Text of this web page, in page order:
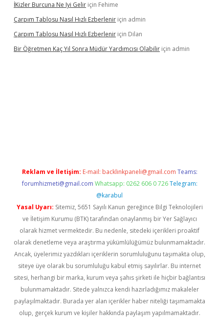
İKizler Burcuna Ne Iyi Gelir için Fehime
Çarpım Tablosu Nasıl Hızlı Ezberlenir için admin
Çarpım Tablosu Nasıl Hızlı Ezberlenir için Dilan
Bir Öğretmen Kaç Yıl Sonra Müdür Yardımcısı Olabilir için admin
Reklam ve İletişim: E-mail: backlinkpaneli@gmail.com Teams:
forumhizmeti@gmail.com Whatsapp: 0262 606 0 726 Telegram:
@karabul
Yasal Uyarı: Sitemiz, 5651 Sayılı Kanun gereğince Bilgi Teknolojileri
ve İletişim Kurumu (BTK) tarafından onaylanmış bir Yer Sağlayıcı
olarak hizmet vermektedir. Bu nedenle, sitedeki içerikleri proaktif
olarak denetleme veya araştırma yükümlülüğümüz bulunmamaktadır.
Ancak, üyelerimiz yazdıkları içeriklerin sorumluluğunu taşımakta olup,
siteye üye olarak bu sorumluluğu kabul etmiş sayılırlar. Bu internet
sitesi, herhangi bir marka, kurum veya şahıs şirketi ile hiçbir bağlantısı
bulunmamaktadır. Sitede yalnızca kendi hazırladığımız makaleler
paylaşılmaktadır. Burada yer alan içerikler haber niteliği taşımamakta
olup, gerçek kurum ve kişiler hakkında paylaşım yapılmamaktadır.